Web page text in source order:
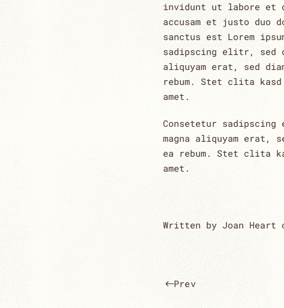
invidunt ut labore et
accusam et justo duo
sanctus est Lorem
sadipscing elitr, sed
aliquyam erat, sed
rebum. Stet clita kasd
amet.
Consetetur
magna aliquyam erat,
ea rebum. Stet clita
amet.
Written by Joan Heart
Prev